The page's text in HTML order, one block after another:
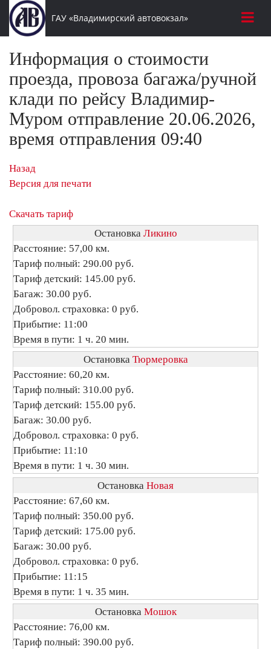
ГАУ «Владимирский автовокзал»
Информация о стоимости
проезда, провоза багажа/ручной
клади по рейсу Владимир-
Муром отправление 20.06.2026,
время отправления 09:40
Назад
Версия для печати
Скачать тариф
Остановка Ликино
Расстояние: 57,00 км.
Тариф полный: 290.00 руб.
Тариф детский: 145.00 руб.
Багаж: 30.00 руб.
Добровол. страховка: 0 руб.
Прибытие: 11:00
Время в пути: 1 ч. 20 мин.
Остановка Тюрмеровка
Расстояние: 60,20 км.
Тариф полный: 310.00 руб.
Тариф детский: 155.00 руб.
Багаж: 30.00 руб.
Добровол. страховка: 0 руб.
Прибытие: 11:10
Время в пути: 1 ч. 30 мин.
Остановка Новая
Расстояние: 67,60 км.
Тариф полный: 350.00 руб.
Тариф детский: 175.00 руб.
Багаж: 30.00 руб.
Добровол. страховка: 0 руб.
Прибытие: 11:15
Время в пути: 1 ч. 35 мин.
Остановка Мошок
Расстояние: 76,00 км.
Тариф полный: 390.00 руб.